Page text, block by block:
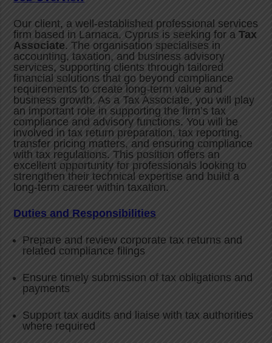
Our client, a well-established professional services
firm based in Larnaca, Cyprus is seeking for aTax
Associate. The organisation specialises in
accounting, taxation, and business advisory
services, supporting clients through tailored
financial solutions that go beyond compliance
requirements to create long-term value and
business growth. As a Tax Associate, you will play
an important role in supporting the firm’s tax
compliance and advisory functions. You will be
involved in tax return preparation, tax reporting,
transfer pricing matters, and ensuring compliance
with tax regulations. This position offers an
excellent opportunity for professionals looking to
strengthen their technical expertise and build a
long-term career within taxation.
Duties and Responsibilities
Prepare and review corporate tax returns and
related compliance filings
Ensure timely submission of tax obligations and
payments
Support tax audits and liaise with tax authorities
where required